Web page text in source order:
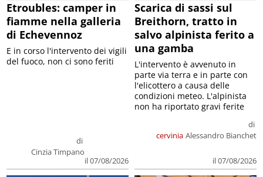
Etroubles: camper in
fiamme nella galleria
di Echevennoz
di
Cinzia Timpano
il 07/08/2026
E in corso l'intervento dei vigili
del fuoco, non ci sono feriti
Scarica di sassi sul
Breithorn, tratto in
salvo alpinista ferito a
una gamba
cervinia
di
Alessandro Bianchet
il 07/08/2026
L'intervento è avvenuto in
parte via terra e in parte con
l'elicottero a causa delle
condizioni meteo. L'alpinista
non ha riportato gravi ferite